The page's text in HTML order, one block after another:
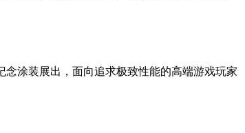
念涂装展出，面向追求极致性能的高端游戏玩家